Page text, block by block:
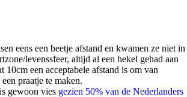
eens een beetje afstand en kwamen ze niet in
levenssfeer, altijd al een hekel gehad aan
10cm een acceptabele afstand is om van
praatje te maken.
gewoon vies gezien 50% van de Nederlanders